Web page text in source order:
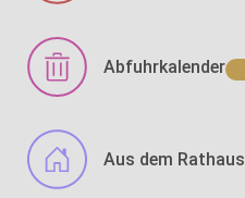
Abfuhrkalender
Aus dem Rathaus